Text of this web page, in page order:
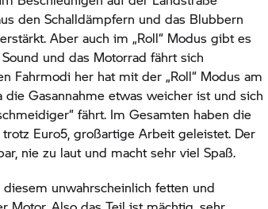
den Schalldämpfern und das Blubbern
Aber auch im „Roll“ Modus gibt es
und das Motorrad fährt sich
Fahrmodi her hat mit der „Roll“ Modus am
die Gasannahme etwas weicher ist und sich
fährt. Im Gesamten haben die
trotz Euro5, großartige Arbeit geleistet. Der
nie zu laut und macht sehr viel Spaß.
unwahrscheinlich fetten und